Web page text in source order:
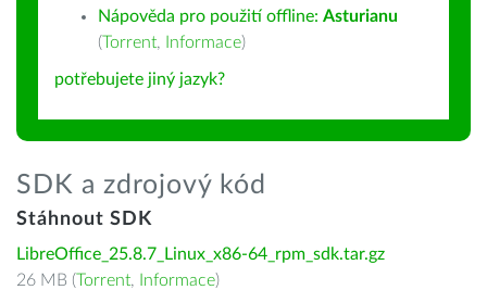
Nápověda pro použití offline: Asturianu
(Torrent, Informace)
potřebujete jiný jazyk?
SDK a zdrojový kód
Stáhnout SDK
LibreOffice_25.8.7_Linux_x86-64_rpm_sdk.tar.gz
26 MB (Torrent, Informace)